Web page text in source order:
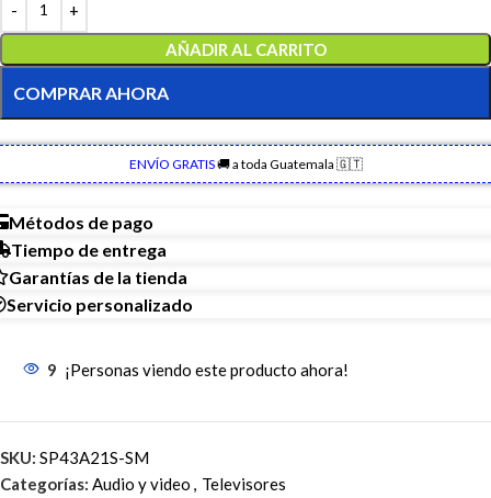
AÑADIR AL CARRITO
COMPRAR AHORA
ENVÍO GRATIS🚚 a toda Guatemala 🇬🇹
Métodos de pago
Tiempo de entrega
Garantías de la tienda
Servicio personalizado
9 ¡Personas viendo este producto ahora!
SKU: SP43A21S-SM
Categorías: Audio y video , Televisores